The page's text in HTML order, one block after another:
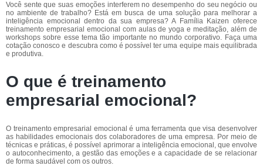
Você sente que suas emoções interferem no desempenho do seu negócio ou
no ambiente de trabalho? Está em busca de uma solução para melhorar a
inteligência emocional dentro da sua empresa? A Família Kaizen oferece
treinamento empresarial emocional com aulas de yoga e meditação, além de
workshops sobre esse tema tão importante no mundo corporativo. Faça uma
cotação conosco e descubra como é possível ter uma equipe mais equilibrada
e produtiva.
O que é treinamento
empresarial emocional?
O treinamento empresarial emocional é uma ferramenta que visa desenvolver
as habilidades emocionais dos colaboradores de uma empresa. Por meio de
técnicas e práticas, é possível aprimorar a inteligência emocional, que envolve
o autoconhecimento, a gestão das emoções e a capacidade de se relacionar
de forma saudável com os outros.